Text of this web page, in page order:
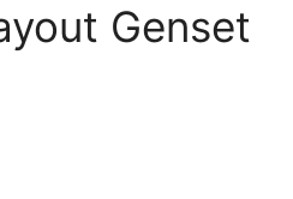
Genset